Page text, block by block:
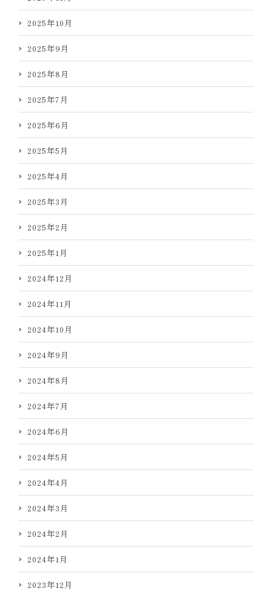
2025年10月
2025年9月
2025年8月
2025年7月
2025年6月
2025年5月
2025年4月
2025年3月
2025年2月
2025年1月
2024年12月
2024年11月
2024年10月
2024年9月
2024年8月
2024年7月
2024年6月
2024年5月
2024年4月
2024年3月
2024年2月
2024年1月
2023年12月